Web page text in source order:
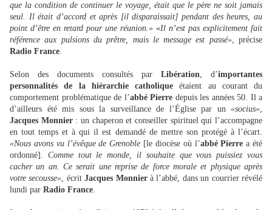
que la condition de continuer le voyage, était que le père ne soit jamais
seul. Il était d’accord et après [il disparaissait] pendant des heures, au
point d’être en retard pour une réunion.» «Il n’est pas explicitement fait
référence aux pulsions du prêtre, mais le message est passé», précise
Radio France.
Selon des documents consultés par Libération, d’importantes
personnalités de la hiérarchie catholique étaient au courant du
comportement problématique de l’abbé Pierre depuis les années 50. Il a
d’ailleurs été mis sous la surveillance de l’Église par un «socius»,
Jacques Monnier: un chaperon et conseiller spirituel qui l’accompagne
en tout temps et à qui il est demandé de mettre son protégé à l’écart.
«Nous avons vu l’évêque de Grenoble [le diocèse où l’abbé Pierre a été
ordonné]. Comme tout le monde, il souhaite que vous puissiez vous
cacher un an. Ce serait une reprise de force morale et physique après
votre secousse», écritJacques Monnierà l’abbé, dans un courrier révélé
lundi par Radio France.